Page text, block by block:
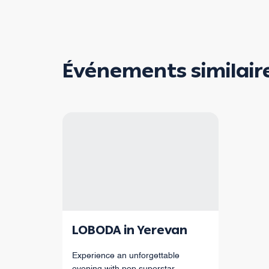
Événements
LOBODA in Yerevan
Experience an unforgettable